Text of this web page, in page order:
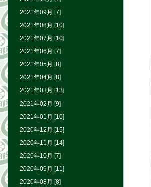
2021年09月 [7]
2021年08月 [10]
2021年07月 [10]
2021年06月 [7]
2021年05月 [8]
2021年04月 [8]
2021年03月 [13]
2021年02月 [9]
2021年01月 [10]
2020年12月 [15]
2020年11月 [14]
2020年10月 [7]
2020年09月 [11]
2020年08月 [8]